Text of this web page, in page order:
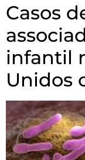
Casos
infantil
Unidos